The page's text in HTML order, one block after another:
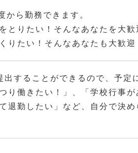
から勤務できます。
とりたい！そんなあなたを大歓
りたい！そんなあなたも大歓迎
することができるので、予定
り働きたい！」、「学校行事
退勤したい」など、自分で決